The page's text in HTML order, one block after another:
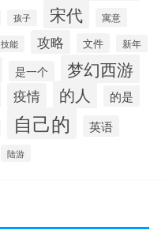
孩子 宋代 寓意
技能 攻略 文件 新年
是一个 梦幻西游
疫情 的人 的是
自己的 英语
陆游